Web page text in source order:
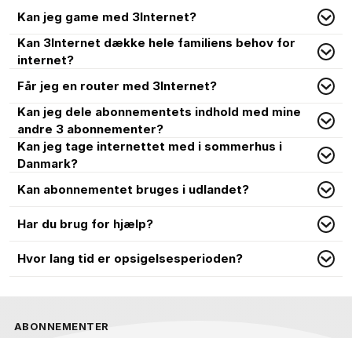
Kan jeg game med 3Internet?
Kan 3Internet dække hele familiens behov for
internet?
Får jeg en router med 3Internet?
Kan jeg dele abonnementets indhold med mine
andre 3 abonnementer?
Kan jeg tage internettet med i sommerhus i
Danmark?
Kan abonnementet bruges i udlandet?
Har du brug for hjælp?
Hvor lang tid er opsigelsesperioden?
ABONNEMENTER